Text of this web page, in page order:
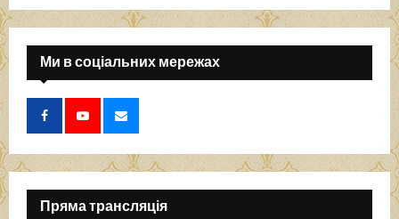
Ми в соціальних мережах
Пряма трансляція